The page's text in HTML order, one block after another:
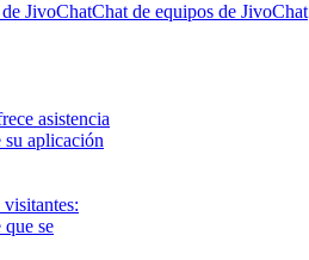
JivoChatChat de equipos de JivoChat
asistencia
su aplicación
que se